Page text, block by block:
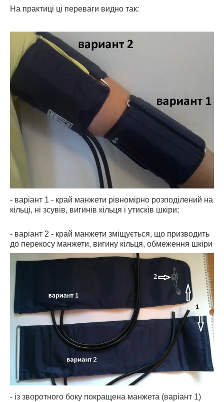
На практиці ці переваги видно так:
- варіант 1 - край манжети рівномірно розподілений на
кільці, ні зсувів, вигинів кільця і утисків шкіри;
- варіант 2 - край манжети зміщується, що призводить
до перекосу манжети, вигину кільця, обмеження шкіри
- із зворотного боку покращена манжета (варіант 1)